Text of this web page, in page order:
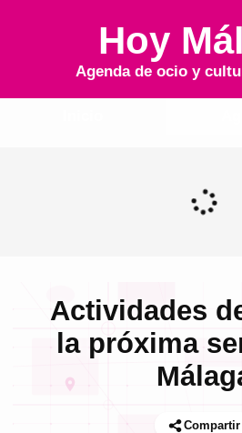
Hoy
Agenda de ocio y
Actividades
la próxima
Compartir